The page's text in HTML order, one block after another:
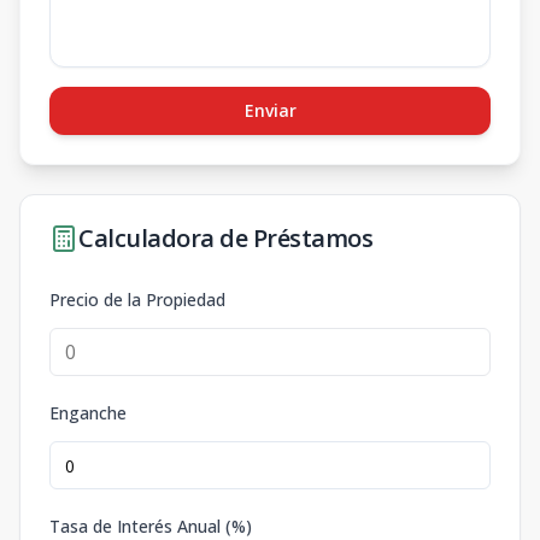
Enviar
Calculadora de Préstamos
Precio de la Propiedad
Enganche
Tasa de Interés Anual (%)